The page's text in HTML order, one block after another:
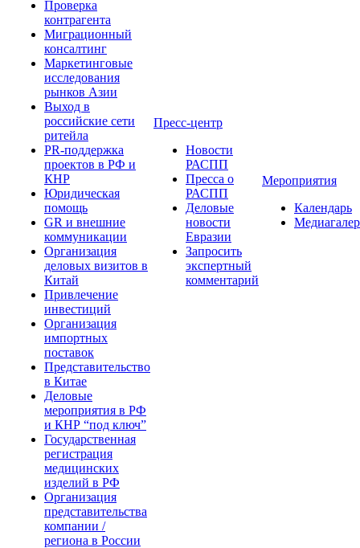
Проверка
контрагента
Миграционный
консалтинг
Маркетинговые
исследования
рынков Азии
Выход в
российские сети
ритейла
PR-поддержка
проектов в РФ и
КНР
Юридическая
помощь
GR и внешние
коммуникации
Организация
деловых визитов в
Китай
Привлечение
инвестиций
Организация
импортных
поставок
Представительство
в Китае
Деловые
мероприятия в РФ
и КНР “под ключ”
Государственная
регистрация
медицинских
изделий в РФ
Организация
представительства
компании /
региона в России
Пресс-центр
Новости
РАСПП
Пресса о
РАСПП
Деловые
новости
Евразии
Запросить
экспертный
комментарий
Мероприятия
Календарь